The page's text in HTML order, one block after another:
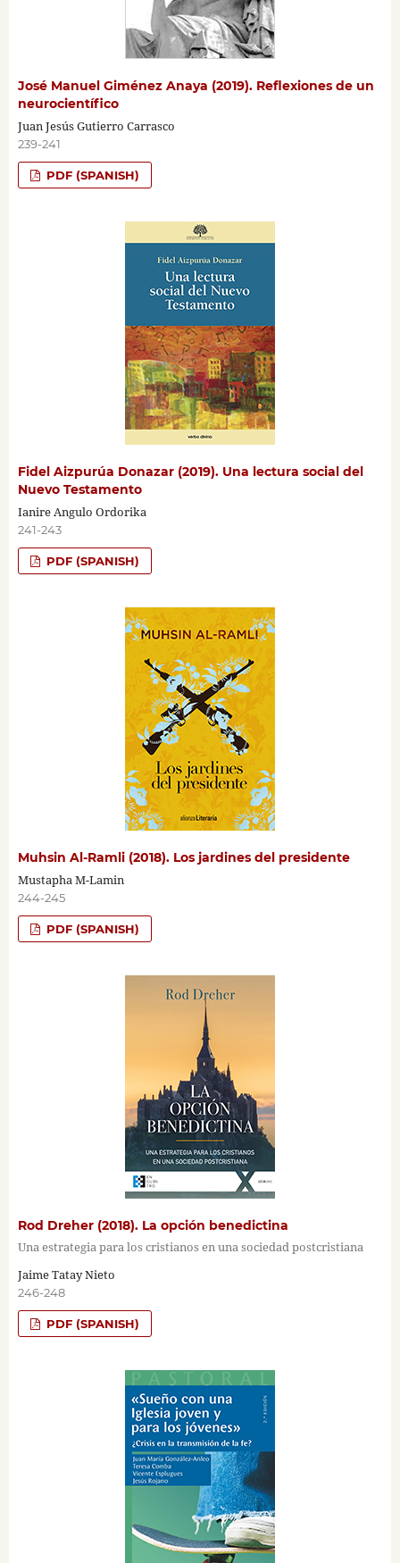
José Manuel Giménez Anaya (2019). Reflexiones de un
neurocientífico
Juan Jesús Gutierro Carrasco
239-241
PDF (SPANISH)
Fidel Aizpurúa Donazar (2019). Una lectura social del
Nuevo Testamento
Ianire Angulo Ordorika
241-243
PDF (SPANISH)
Muhsin Al-Ramli (2018). Los jardines del presidente
Mustapha M-Lamin
244-245
PDF (SPANISH)
Rod Dreher (2018). La opción benedictina
Una estrategia para los cristianos en una sociedad postcristiana
Jaime Tatay Nieto
246-248
PDF (SPANISH)